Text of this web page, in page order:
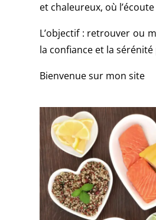
et chaleureux, où
L’objectif : retrouver ou
la confiance et la
Bienvenue sur mon site